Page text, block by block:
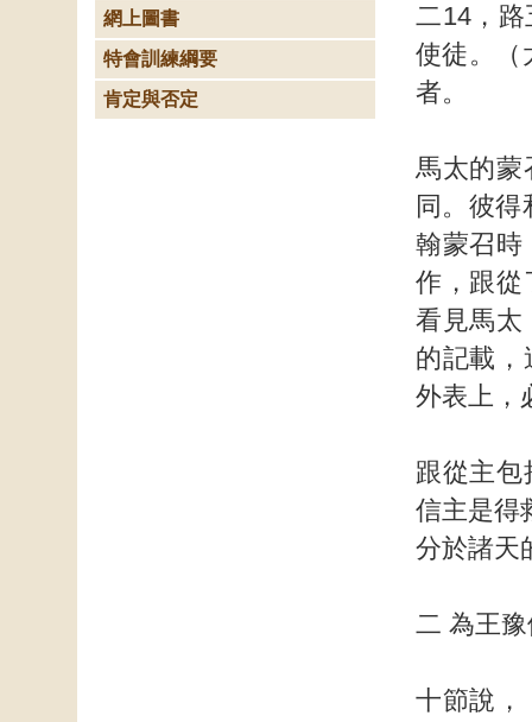
二14，
使徒。（
者。
馬太的蒙
同。彼
翰蒙召時
作，跟從
看見馬太
的記載，
外表上，
跟從主包
信主是得
分於諸天
二 為王
十節說，
網上圖書
特會訓練綱要
肯定與否定